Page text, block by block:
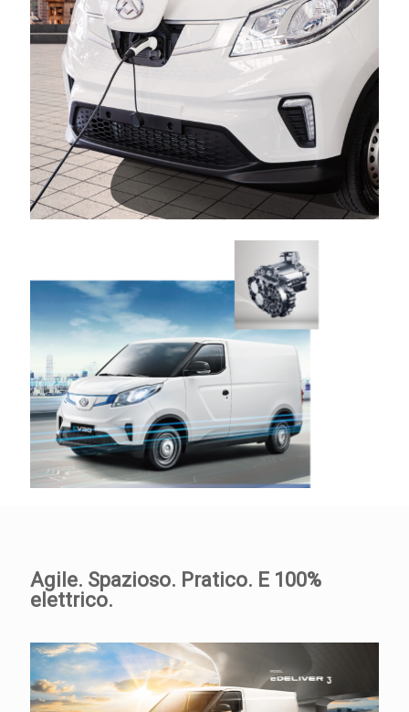
Agile. Spazioso. Pratico. E 100%
elettrico.